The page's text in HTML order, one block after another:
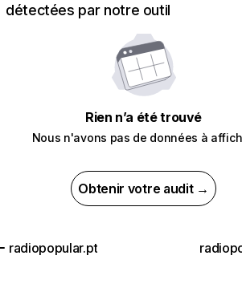
détectées par notre outil
Rien n’a été trouvé
Nous n'avons pas de données à
Obtenir votre audit →
radiopopular.pt